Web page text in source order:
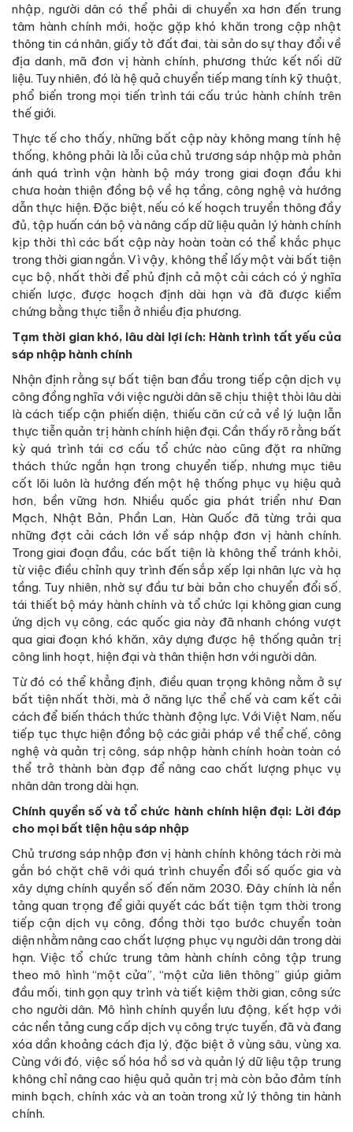
nhập, người dân có thể phải di chuyển xa hơn đến trung
tâm hành chính mới, hoặc gặp khó khăn trong cập nhật
thông tin cá nhân, giấy tờ đất đai, tài sản do sự thay đổi về
địa danh, mã đơn vị hành chính, phương thức kết nối dữ
liệu. Tuy nhiên, đó là hệ quả chuyển tiếp mang tính kỹ thuật,
phổ biến trong mọi tiến trình tái cấu trúc hành chính trên
thế giới.
Thực tế cho thấy, những bất cập này không mang tính hệ
thống, không phải là lỗi của chủ trương sáp nhập mà phản
ánh quá trình vận hành bộ máy trong giai đoạn đầu khi
chưa hoàn thiện đồng bộ về hạ tầng, công nghệ và hướng
dẫn thực hiện. Đặc biệt, nếu có kế hoạch truyền thông đầy
đủ, tập huấn cán bộ và nâng cấp dữ liệu quản lý hành chính
kịp thời thì các bất cập này hoàn toàn có thể khắc phục
trong thời gian ngắn. Vì vậy, không thể lấy một vài bất tiện
cục bộ, nhất thời để phủ định cả một cải cách có ý nghĩa
chiến lược, được hoạch định dài hạn và đã được kiểm
chứng bằng thực tiễn ở nhiều địa phương.
Tạm thời gian khó, lâu dài lợi ích: Hành trình tất yếu của
sáp nhập hành chính
Nhận định rằng sự bất tiện ban đầu trong tiếp cận dịch vụ
công đồng nghĩa với việc người dân sẽ chịu thiệt thòi lâu dài
là cách tiếp cận phiến diện, thiếu căn cứ cả về lý luận lẫn
thực tiễn quản trị hành chính hiện đại. Cần thấy rõ rằng bất
kỳ quá trình tái cơ cấu tổ chức nào cũng đặt ra những
thách thức ngắn hạn trong chuyển tiếp, nhưng mục tiêu
cốt lõi luôn là hướng đến một hệ thống phục vụ hiệu quả
hơn, bền vững hơn. Nhiều quốc gia phát triển như Đan
Mạch, Nhật Bản, Phần Lan, Hàn Quốc đã từng trải qua
những đợt cải cách lớn về sáp nhập đơn vị hành chính.
Trong giai đoạn đầu, các bất tiện là không thể tránh khỏi,
từ việc điều chỉnh quy trình đến sắp xếp lại nhân lực và hạ
tầng. Tuy nhiên, nhờ sự đầu tư bài bản cho chuyển đổi số,
tái thiết bộ máy hành chính và tổ chức lại không gian cung
ứng dịch vụ công, các quốc gia này đã nhanh chóng vượt
qua giai đoạn khó khăn, xây dựng được hệ thống quản trị
công linh hoạt, hiện đại và thân thiện hơn với người dân.
Từ đó có thể khẳng định, điều quan trọng không nằm ở sự
bất tiện nhất thời, mà ở năng lực thể chế và cam kết cải
cách để biến thách thức thành động lực. Với Việt Nam, nếu
tiếp tục thực hiện đồng bộ các giải pháp về thể chế, công
nghệ và quản trị công, sáp nhập hành chính hoàn toàn có
thể trở thành bàn đạp để nâng cao chất lượng phục vụ
nhân dân trong dài hạn.
Chính quyền số và tổ chức hành chính hiện đại: Lời đáp
cho mọi bất tiện hậu sáp nhập
Chủ trương sáp nhập đơn vị hành chính không tách rời mà
gắn bó chặt chẽ với quá trình chuyển đổi số quốc gia và
xây dựng chính quyền số đến năm 2030. Đây chính là nền
tảng quan trọng để giải quyết các bất tiện tạm thời trong
tiếp cận dịch vụ công, đồng thời tạo bước chuyển toàn
diện nhằm nâng cao chất lượng phục vụ người dân trong dài
hạn. Việc tổ chức trung tâm hành chính công tập trung
theo mô hình “một cửa”, “một cửa liên thông” giúp giảm
đầu mối, tinh gọn quy trình và tiết kiệm thời gian, công sức
cho người dân. Mô hình chính quyền lưu động, kết hợp với
các nền tảng cung cấp dịch vụ công trực tuyến, đã và đang
xóa dần khoảng cách địa lý, đặc biệt ở vùng sâu, vùng xa.
Cùng với đó, việc số hóa hồ sơ và quản lý dữ liệu tập trung
không chỉ nâng cao hiệu quả quản trị mà còn bảo đảm tính
minh bạch, chính xác và an toàn trong xử lý thông tin hành
chính.